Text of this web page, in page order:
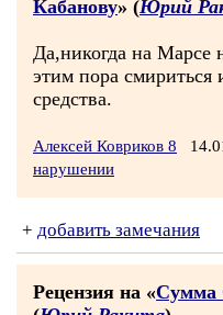
Кабанову» (Юрий
Да,никогда на Марсе
этим пора смириться
средства.
Алексей Ковриков 8
нарушении
+ добавить замечания
Рецензия на «Сумма